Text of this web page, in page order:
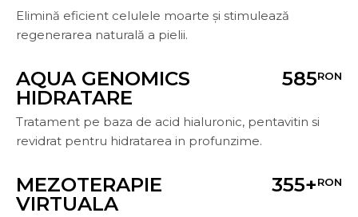
Elimină eficient celulele moarte și stimulează
regenerarea naturală a pielii.
AQUA GENOMICS
HIDRATARE
585RON
Tratament pe baza de acid hialuronic, pentavitin si
revidrat pentru hidratarea in profunzime.
MEZOTERAPIE
VIRTUALA
355+RON